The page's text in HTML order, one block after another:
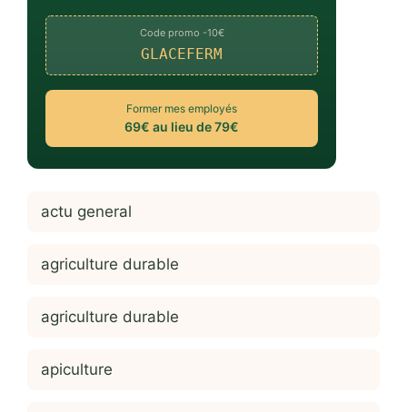
Code promo -10€
GLACEFERM
Former mes employés
69€ au lieu de 79€
actu general
agriculture durable
agriculture durable
apiculture